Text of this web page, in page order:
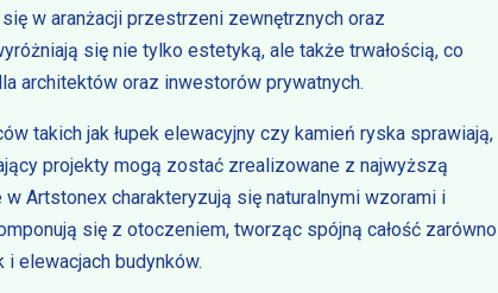
w aranżacji przestrzeni zewnętrznych oraz
się nie tylko estetyką, ale także trwałością, co
architektów oraz inwestorów prywatnych.
takich jak łupek elewacyjny czy kamień ryska sprawiają,
projekty mogą zostać zrealizowane z najwyższą
w Artstonex charakteryzują się naturalnymi wzorami i
się z otoczeniem, tworząc spójną całość zarówno
elewacjach budynków.